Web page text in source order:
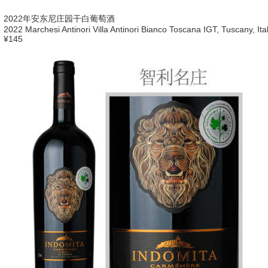
2022年安东尼庄园干白葡萄酒
2022 Marchesi Antinori Villa Antinori Bianco Toscana IGT, Tuscany,
¥145